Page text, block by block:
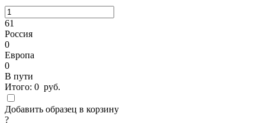
61
Россия
0
Европа
0
В пути
Итого: 0 руб.
Добавить образец в корзину
?